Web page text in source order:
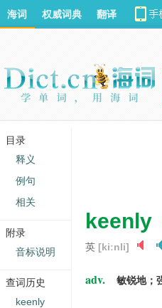
keenly
英 [kiːnli]
adv. 敏锐地；
海词 权威词典 翻译
目录
释义
例句
相关
附录
音标说明
查词历史
keenly